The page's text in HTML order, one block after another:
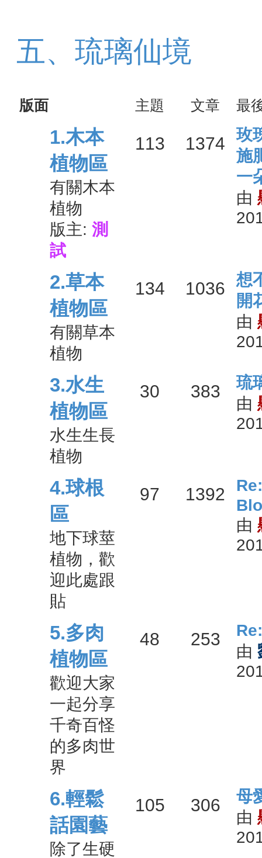
五、琉璃仙境
版面 主題 文章 最
1.木本
植物區
有關木本
植物
版主: 測
試
113主
1374 文
章
最
後
發
表
玫
施
一
由
2.草本
植物區
有關草本
植物
134主
1036 文
章
最
後
發
表
想
開
由
3.水生
植物區
水生生長
植物
30 383文
章
最
後
發
琉
由
4.球根
區
地下球莖
植物，歡
迎此處跟
貼
97 1392 文
章
最
後
發
表
由
5.多肉
植物區
歡迎大家
一起分享
千奇百怪
的多肉世
界
48 253文
章
最
後
發
由
6.輕鬆
話園藝
除了生硬
105主
306文
章
最
後
發
母
由